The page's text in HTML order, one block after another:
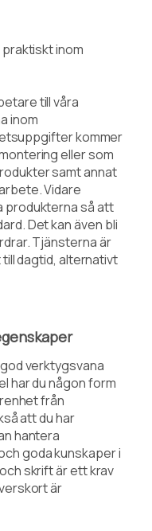
inom
till våra
inom
kommer
eller som
samt annat
Vidare
produkterna så att
Det kan även bli
Tjänsterna är
dagtid, alternativt
verktygsvana
har du någon form
från
att du har
hantera
goda kunskaper i
skrift är ett krav
är